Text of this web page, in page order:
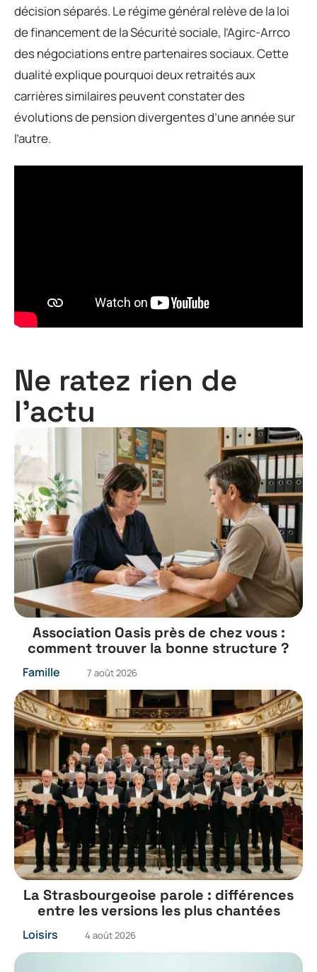
décision séparés. Le régime général relève de la loi
de financement de la Sécurité sociale, l’Agirc-Arrco
des négociations entre partenaires sociaux. Cette
dualité explique pourquoi deux retraités aux
carrières similaires peuvent constater des
évolutions de pension divergentes d’une année sur
l’autre.
Ne ratez rien de
l'actu
Association Oasis près de chez vous :
comment trouver la bonne structure ?
Famille 7 août 2026
La Strasbourgeoise parole : différences
entre les versions les plus chantées
Loisirs 4 août 2026